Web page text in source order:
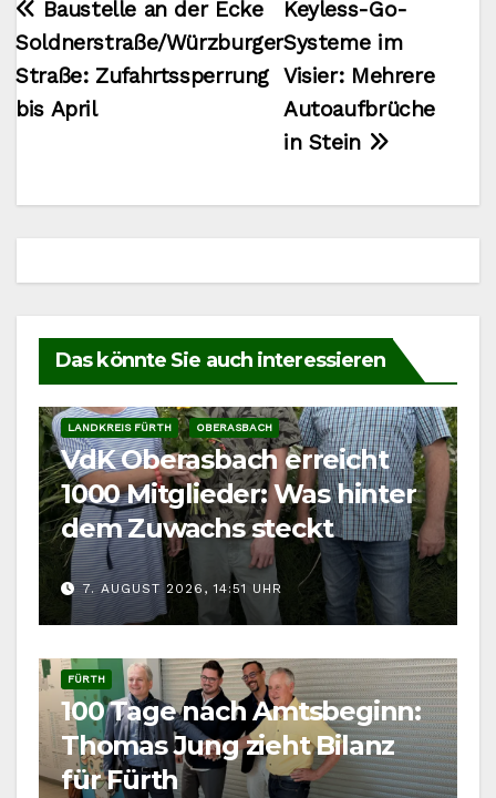
Beitragsnavigation
Keyless-Go-
Systeme im
Visier: Mehrere
Autoaufbrüche
in Stein
Baustelle an der Ecke
Soldnerstraße/Würzburger
Straße: Zufahrtssperrung
bis April
Das könnte Sie auch interessieren
LANDKREIS FÜRTH OBERASBACH
VdK Oberasbach erreicht
1000 Mitglieder: Was hinter
dem Zuwachs steckt
7. AUGUST 2026, 14:51 UHR
FÜRTH
100 Tage nach Amtsbeginn:
Thomas Jung zieht Bilanz
für Fürth